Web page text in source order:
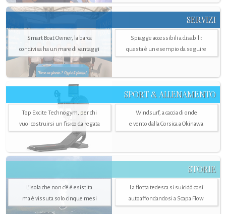
SERVIZI
Smart Boat Owner, la barca
condivisa ha un mare di vantaggi
Spiagge accessibili a disabili:
questa è un esempio da seguire
SPORT & ALLENAMENTO
Top Excite Technogym, per chi
vuol costruirsi un fisico da regata
Windsurf, a caccia di onde
e vento dalla Corsica a Okinawa
STORIE
L’isola che non c'è è esistita
ma è vissuta solo cinque mesi
La flotta tedesca si suicidò così
autoaffondandosi a Scapa Flow